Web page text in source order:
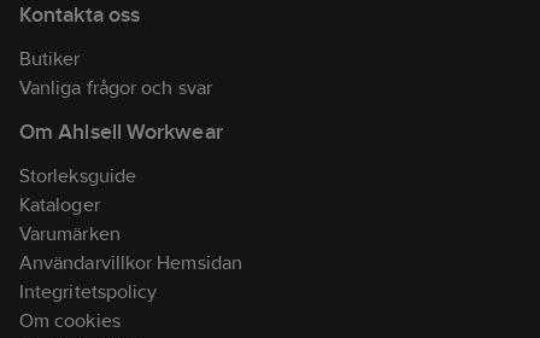
Kontakta oss
Butiker
Vanliga frågor och svar
Om Ahlsell Workwear
Storleksguide
Kataloger
Varumärken
Användarvillkor Hemsidan
Integritetspolicy
Om cookies